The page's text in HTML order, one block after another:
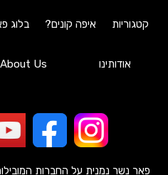
קטגוריות איפה קונים? בלוג
אודותינו About Us
פאר נשר נמנית על החברות